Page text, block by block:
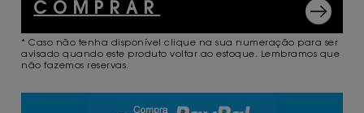
COMPRAR
* Caso não tenha disponível clique na sua numeração para ser
avisado quando este produto voltar ao estoque. Lembramos que
não fazemos reservas.